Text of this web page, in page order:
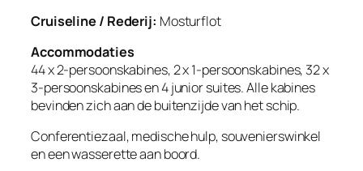
Cruiseline / Rederij: Mosturflot
Accommodaties
44 x 2-persoonskabines, 2 x 1-persoonskabines, 32 x
3-persoonskabines en 4 junior suites. Alle kabines
bevinden zich aan de buitenzijde van het schip.
Conferentiezaal, medische hulp, souvenierswinkel
en een wasserette aan boord.